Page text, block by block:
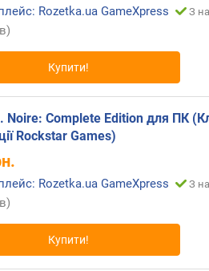
Rozetka.ua GameXpress З
Купити!
Noire: Complete Edition для ПК
Rockstar Games)
Rozetka.ua GameXpress З
Купити!